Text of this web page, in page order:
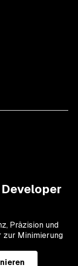
Präzision und
zur Minimierung